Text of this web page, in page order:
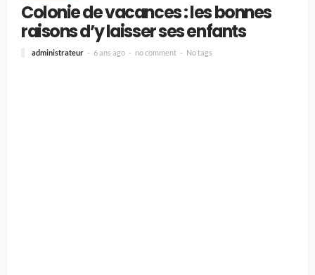
Colonie de vacances : les bonnes
raisons d’y laisser ses enfants
administrateur 6 ans ago no comment No tags